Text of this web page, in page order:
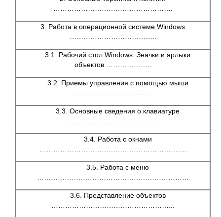
3. Работа в операционной системе Windows
3.1. Рабочий стол Windows. Значки и ярлыки
объектов ………………..
3.2. Приемы управления с помощью мыши
3.3. Основные сведения о клавиатуре
3.4. Работа с окнами
3.5. Работа с меню
3.6. Представление объектов